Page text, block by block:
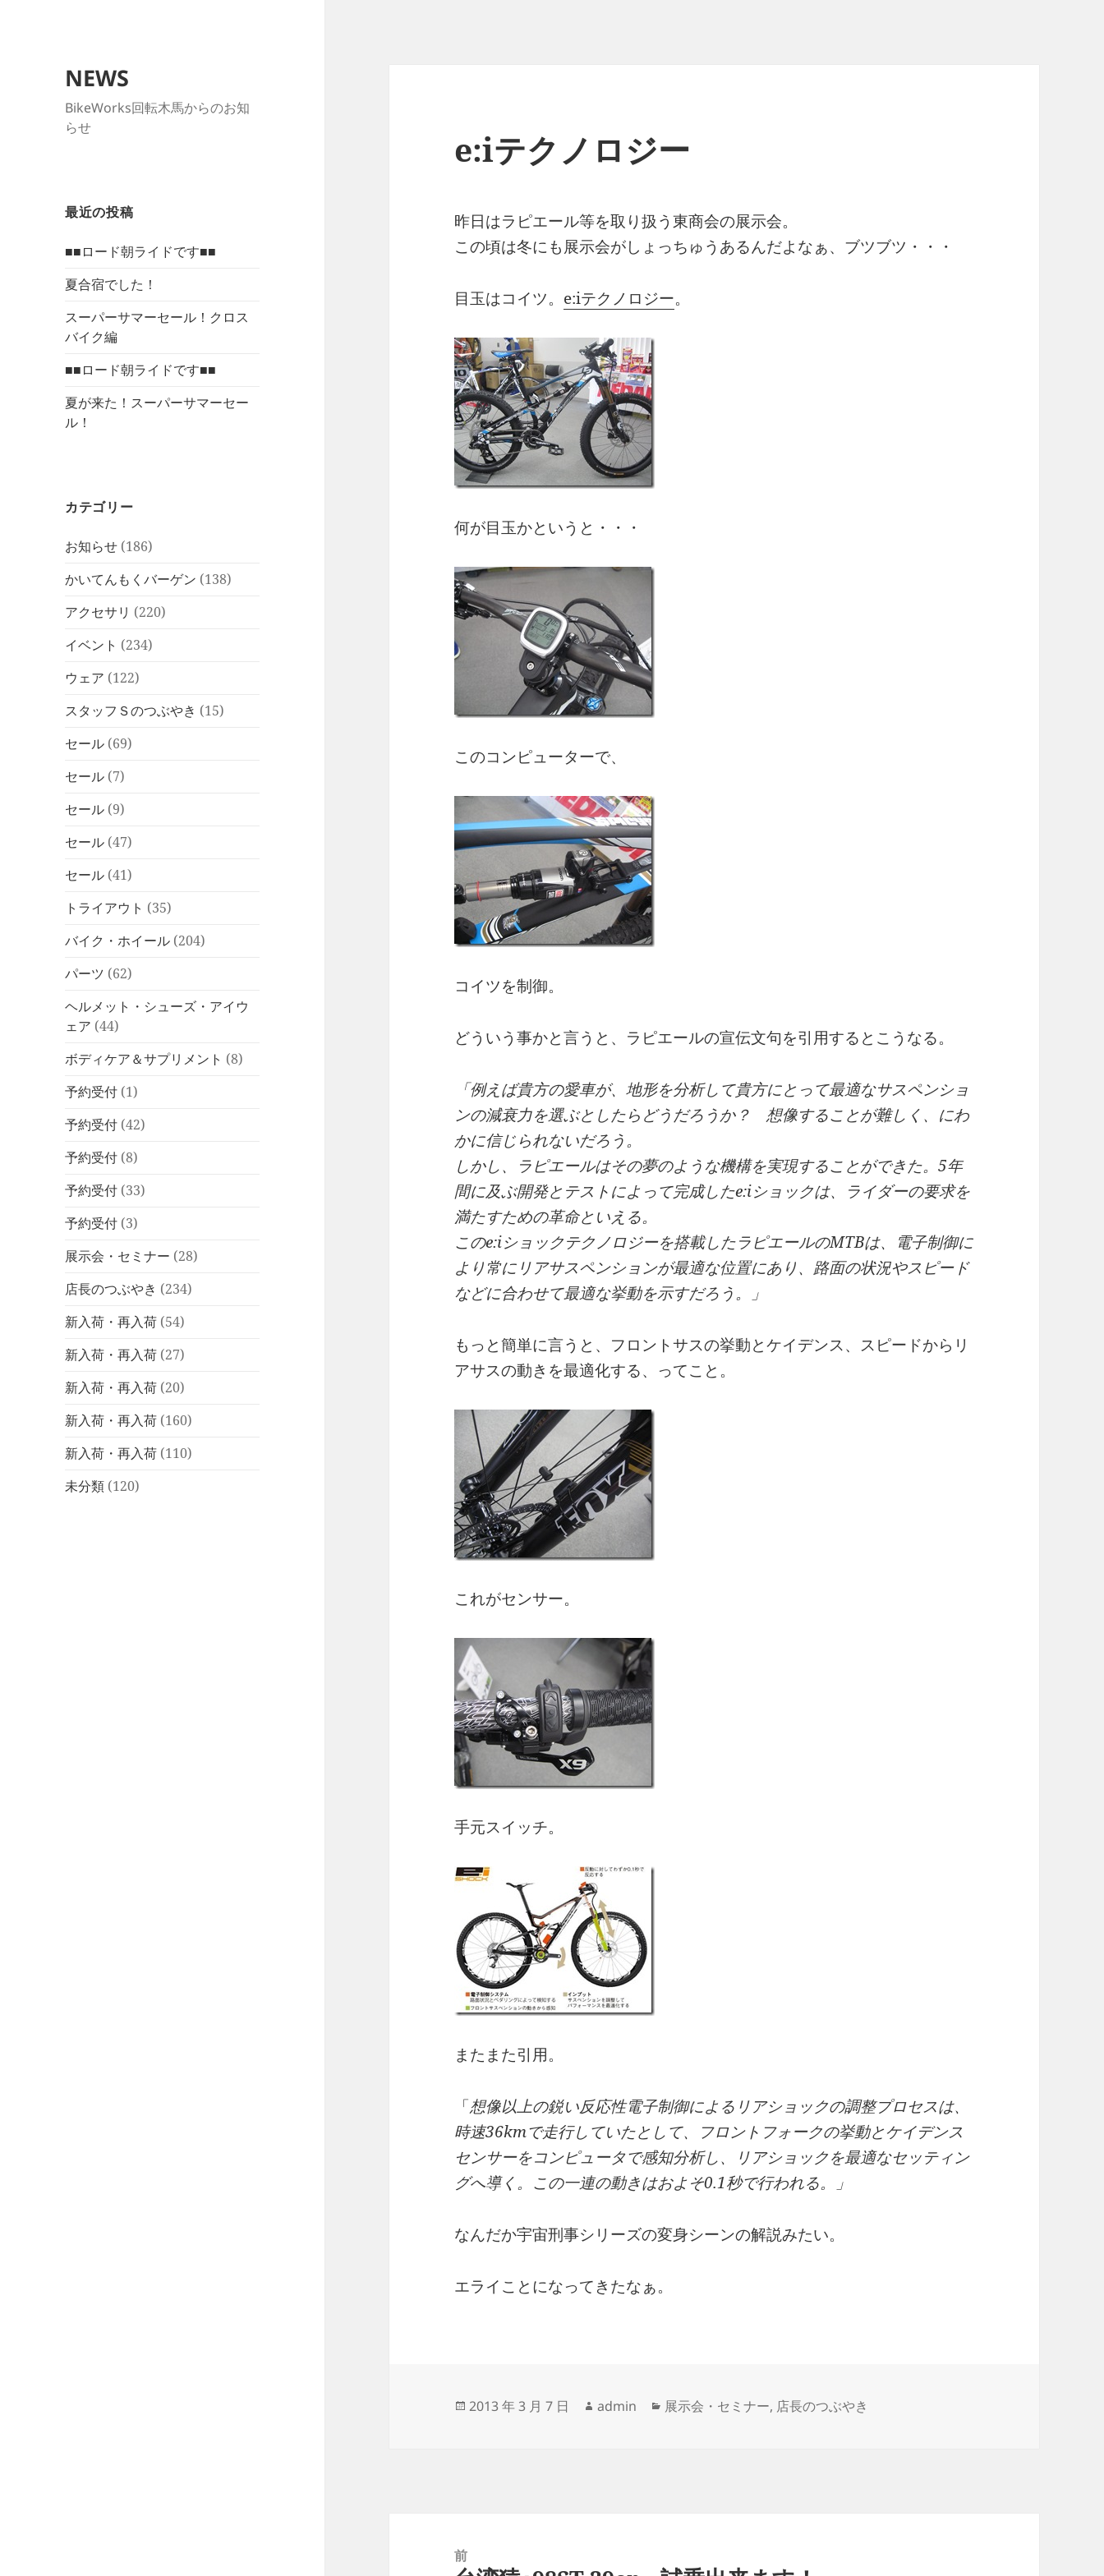
NEWS
BikeWorks回転木馬からのお知
らせ
最近の投稿
■■ロード朝ライドです■■
夏合宿でした！
スーパーサマーセール！クロス
バイク編
■■ロード朝ライドです■■
夏が来た！スーパーサマーセー
ル！
カテゴリー
お知らせ (186)
かいてんもくバーゲン (138)
アクセサリ (220)
イベント (234)
ウェア (122)
スタッフＳのつぶやき (15)
セール (69)
セール (7)
セール (9)
セール (47)
セール (41)
トライアウト (35)
バイク・ホイール (204)
パーツ (62)
ヘルメット・シューズ・アイウ
ェア (44)
ボディケア＆サプリメント (8)
予約受付 (1)
予約受付 (42)
予約受付 (8)
予約受付 (33)
予約受付 (3)
展示会・セミナー (28)
店長のつぶやき (234)
新入荷・再入荷 (54)
新入荷・再入荷 (27)
新入荷・再入荷 (20)
新入荷・再入荷 (160)
新入荷・再入荷 (110)
未分類 (120)
e:iテクノロジー
昨日はラピエール等を取り扱う東商会の展示会。
この頃は冬にも展示会がしょっちゅうあるんだよなぁ、ブツブツ・・・
目玉はコイツ。 e:iテクノロジー。
何が目玉かというと・・・
このコンピューターで、
コイツを制御。
どういう事かと言うと、ラピエールの宣伝文句を引用するとこうなる。
「例えば貴方の愛車が、地形を分析して貴方にとって最適なサスペンショ
ンの減衰力を選ぶとしたらどうだろうか？ 想像することが難しく、にわ
かに信じられないだろう。
しかし、ラピエールはその夢のような機構を実現することができた。5年
間に及ぶ開発とテストによって完成したe:iショックは、ライダーの要求を
満たすための革命といえる。
このe:iショックテクノロジーを搭載したラピエールのMTBは、電子制御に
より常にリアサスペンションが最適な位置にあり、路面の状況やスピード
などに合わせて最適な挙動を示すだろう。」
もっと簡単に言うと、フロントサスの挙動とケイデンス、スピードからリ
アサスの動きを最適化する、ってこと。
これがセンサー。
手元スイッチ。
またまた引用。
「想像以上の鋭い反応性電子制御によるリアショックの調整プロセスは、
時速36kmで走行していたとして、フロントフォークの挙動とケイデンス
センサーをコンピュータで感知分析し、リアショックを最適なセッティン
グへ導く。この一連の動きはおよそ0.1秒で行われる。」
なんだか宇宙刑事シリーズの変身シーンの解説みたい。
エライことになってきたなぁ。
投
2013 年 3 月 7 日
作
admin
カ
展示会・セミナー, 店長のつぶやき
前